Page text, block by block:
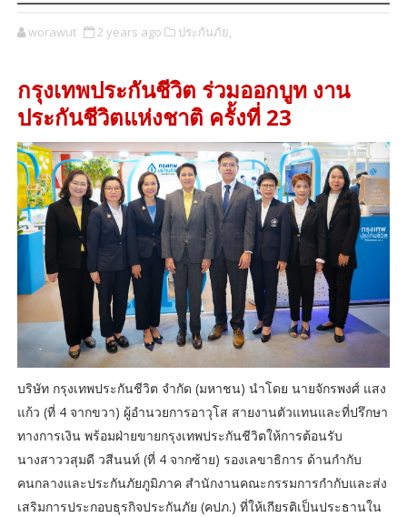
worawut 2 years ago ประกันภัย,
กรุงเทพประกันชีวิต ร่วมออกบูท งาน
ประกันชีวิตแห่งชาติ ครั้งที่ 23
บริษัท กรุงเทพประกันชีวิต จำกัด (มหาชน) นำโดย นายจักรพงศ์ แสง
แก้ว (ที่ 4 จากขวา) ผู้อำนวยการอาวุโส สายงานตัวแทนและที่ปรึกษา
ทางการเงิน พร้อมฝ่ายขายกรุงเทพประกันชีวิตให้การต้อนรับ
นางสาววสุมดี วสีนนท์ (ที่ 4 จากซ้าย) รองเลขาธิการ ด้านกำกับ
คนกลางและประกันภัยภูมิภาค สำนักงานคณะกรรมการกำกับและส่ง
เสริมการประกอบธุรกิจประกันภัย (คปภ.) ที่ให้เกียรติเป็นประธานใน